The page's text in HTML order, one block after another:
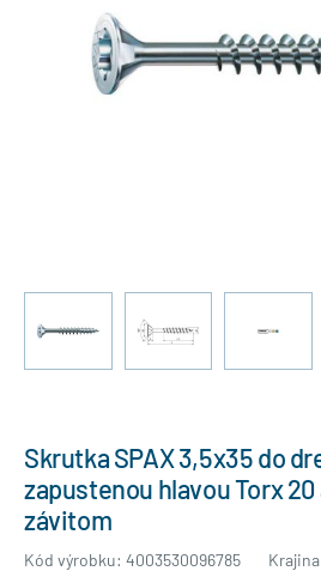
Skrutka SPAX 3,5x35 do
zapustenou hlavou Torx
závitom
Kód výrobku: 4003530096785